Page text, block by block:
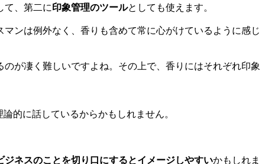
て、第二に印象管理のツールとしても使えます。
ンは例外なく、香りも含めて常に心がけているように感じ
が凄く難しいですよね。その上で、香りにはそれぞれ印象
的に話しているからかもしれません。
ネスのことを切り口にするとイメージしやすいかもしれま